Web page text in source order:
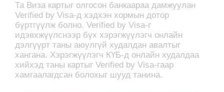
Та Виза картыг олгосон банкаараа дамжуулан
Verified by Visa-д хэдхэн хормын дотор
бүртгүүлж болно. Verified by Visa-г
идэвхжүүлснээр бүх хэрэгжүүлэгч онлайн
дэлгүүрт таны аюулгүй худалдан авалтыг
хангана. Хэрэгжүүлэгч КҮБ-д онлайн худалдаа
хийхэд таны картыг Verified by Visa-гаар
хамгаалагдсан болохыг шууд танина.